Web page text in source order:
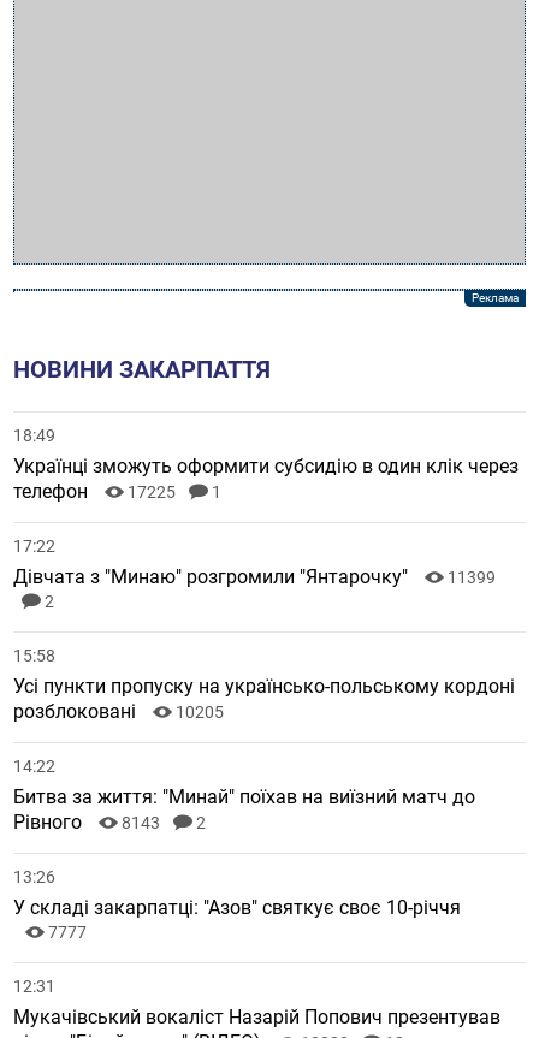
НОВИНИ ЗАКАРПАТТЯ
18:49
Українці зможуть оформити субсидію в один клік через
телефон
17225 1
17:22
Дівчата з "Минаю" розгромили "Янтарочку"
11399
2
15:58
Усі пункти пропуску на українсько-польському кордоні
розблоковані
10205
14:22
Битва за життя: "Минай" поїхав на виїзний матч до
Рівного
8143 2
13:26
У складі закарпатці: "Азов" святкує своє 10-річчя
7777
12:31
Мукачівський вокаліст Назарій Попович презентував